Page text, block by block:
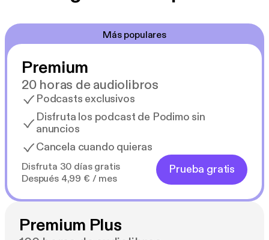
Más populares
Premium
20 horas de audiolibros
Podcasts exclusivos
Disfruta los podcast de Podimo sin
anuncios
Cancela cuando quieras
Disfruta 30 días gratis
Después 4,99 € / mes
Prueba gratis
Premium Plus